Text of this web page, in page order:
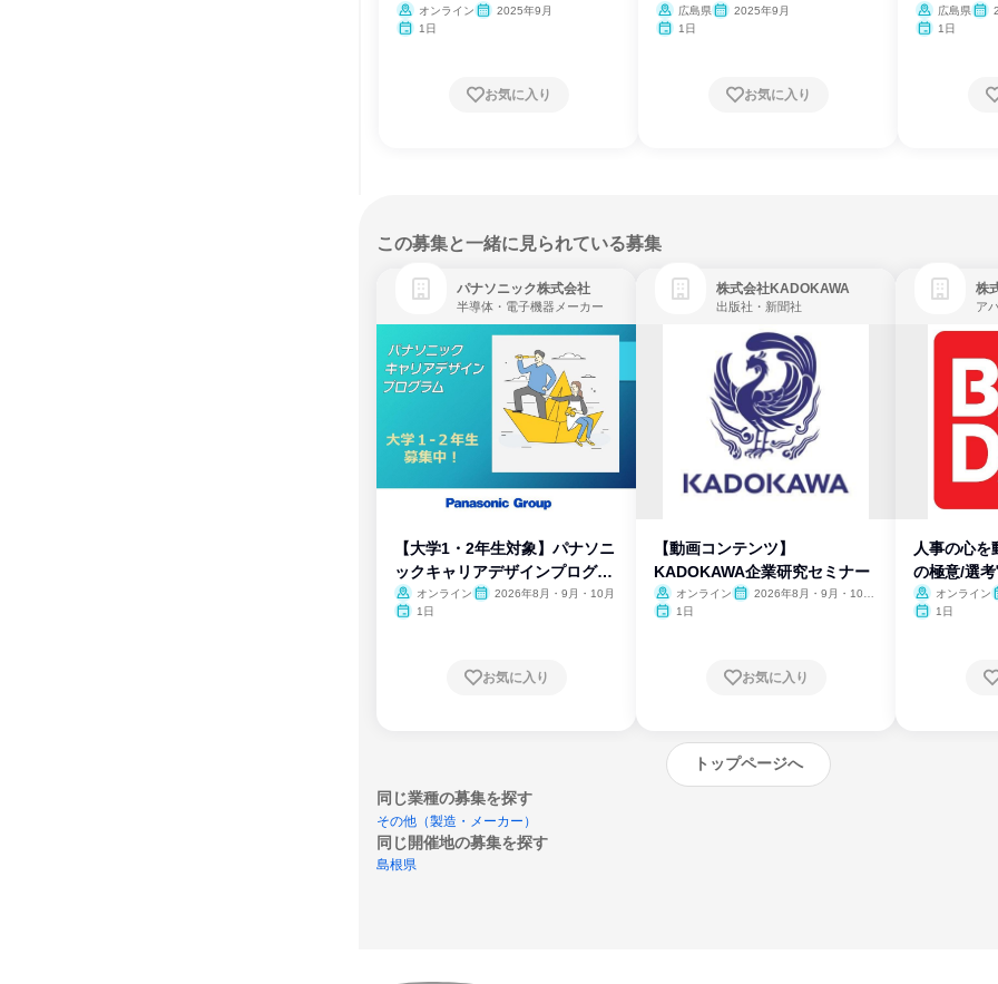
会
オンライン
2025年9月
1日
お気に入り
広島県
2025年9月
1日
お気に入り
広島県
1日
この募集と一緒に見られている募集
パナソニック株式会社
半導体・電子機器メーカー
【大学1・2年生対象】パナソニ
ックキャリアデザインプログラ
ム
オンライン
2026年8月・9月・10月
1日
お気に入り
株式会社KADOKAWA
出版社・新聞社
【動画コンテンツ】
KADOKAWA企業研究セミナー
オンライン
2026年8月・9月・10
1日
お気に入り
株
人事の心を
の極意/選
開
オンライン
1日
トップページへ
同じ業種の募集を探す
その他（製造・メーカー）
同じ開催地の募集を探す
島根県